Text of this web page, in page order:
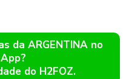
da ARGENTINA no
do H2FOZ.